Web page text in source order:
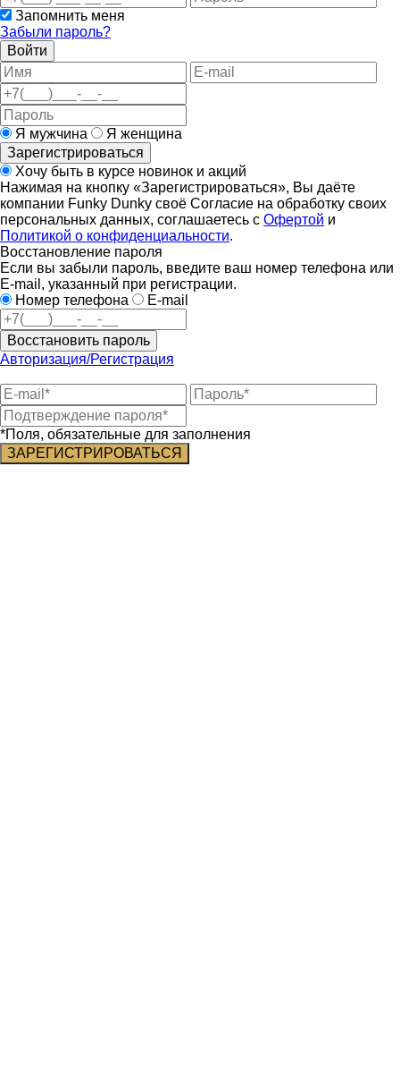
Запомнить меня
Забыли пароль?
Войти
Я мужчина
Я женщина
Зарегистрироваться
Хочу быть в курсе новинок и акций
Нажимая на кнопку «Зарегистрироваться», Вы даёте
компании Funky Dunky своё Согласие на обработку своих
персональных данных, соглашаетесь с Офертой и
Политикой о конфиденциальности.
Восстановление пароля
Если вы забыли пароль, введите ваш номер телефона или
E-mail, указанный при регистрации.
Номер телефона
E-mail
Восстановить пароль
Авторизация/Регистрация
*Поля, обязательные для заполнения